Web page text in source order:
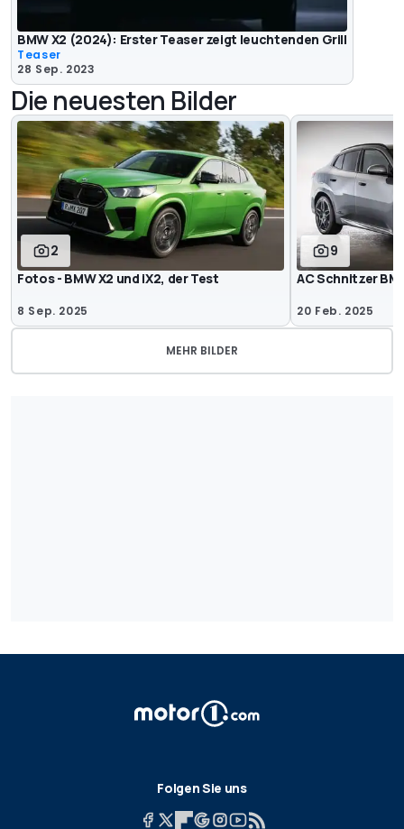
BMW X2 (2024): Erster Teaser zeigt leuchtenden Grill
Teaser
28 Sep. 2023
Die neuesten Bilder
2
Fotos - BMW X2 und iX2, der Test
8 Sep. 2025
9
AC Schnitzer
20 Feb. 2025
MEHR BILDER
Folgen Sie uns